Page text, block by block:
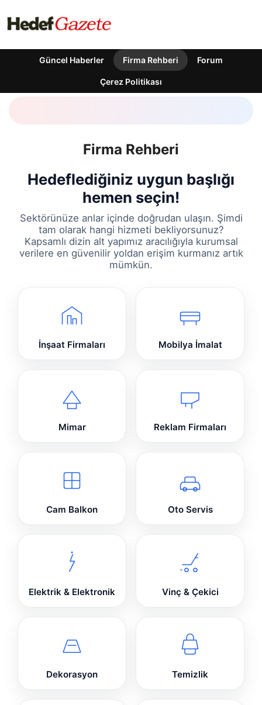
Güncel Haberler Firma Rehberi Forum
Çerez Politikası
Firma Rehberi
Hedeflediğiniz uygun başlığı
hemen seçin!
Sektörünüze anlar içinde doğrudan ulaşın. Şimdi
tam olarak hangi hizmeti bekliyorsunuz?
Kapsamlı dizin alt yapımız aracılığıyla kurumsal
verilere en güvenilir yoldan erişim kurmanız artık
mümkün.
İnşaat Firmaları Mobilya İmalat
Mimar Reklam Firmaları
Cam Balkon Oto Servis
Elektrik & Elektronik Vinç & Çekici
Dekorasyon Temizlik